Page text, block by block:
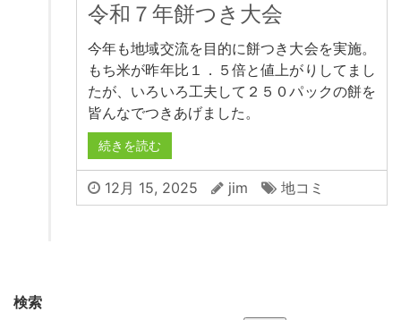
令和７年餅つき大会
今年も地域交流を目的に餅つき大会を実施。
もち米が昨年比１．５倍と値上がりしてまし
たが、いろいろ工夫して２５０パックの餅を
皆んなでつきあげました。
続きを読む
12月 15, 2025 jim 地コミ
検索